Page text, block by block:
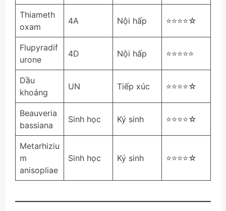
Thiameth
oxam
4A Nội hấp ⭐⭐⭐⭐☆
Flupyradif
urone
4D Nội hấp ⭐⭐⭐⭐⭐
Dầu
khoáng
UN Tiếp xúc ⭐⭐⭐⭐☆
Beauveria
bassiana
Sinh học Ký sinh ⭐⭐⭐⭐☆
Metarhiziu
m
anisopliae
Sinh học Ký sinh ⭐⭐⭐⭐☆